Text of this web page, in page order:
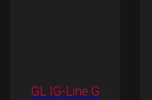
GL IG-Line G